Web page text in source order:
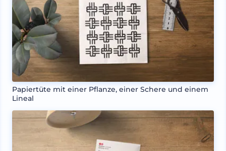
Papiertüte mit einer Pflanze, einer Schere und einem
Lineal